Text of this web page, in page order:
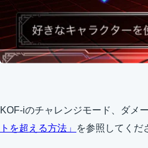
KOF-iのチャレンジモード、ダメ
トを超える方法」
を参照してくだ